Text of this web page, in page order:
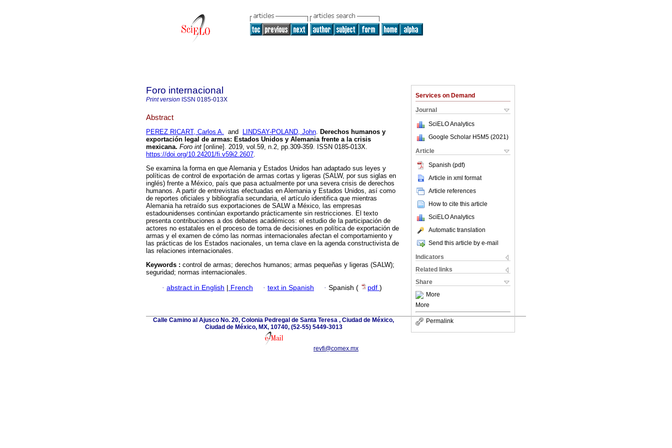
Services on Demand
Journal
SciELO Analytics
Google Scholar H5M5 (2021 )
Article
Spanish (pdf)
Article in xml format
Article references
How to cite this article
SciELO Analytics
Automatic translation
Send this article by e-mail
Indicators
Related links
Share
More
More
Permalink
Foro internacional
Print version ISSN 0185-013X
Abstract
PEREZ RICART, Carlos A. and LINDSAY-POLAND, John. Derechos humanos y
exportación legal de armas: Estados Unidos y Alemania frente a la crisis
mexicana. Foro int [online]. 2019, vol.59, n.2, pp.309-359. ISSN 0185-013X.
https://doi.org/10.24201/fi.v59i2.2607.
Se examina la forma en que Alemania y Estados Unidos han adaptado sus leyes y
políticas de control de exportación de armas cortas y ligeras (SALW, por sus siglas en
inglés) frente a México, país que pasa actualmente por una severa crisis de derechos
humanos. A partir de entrevistas efectuadas en Alemania y Estados Unidos, así como
de reportes oficiales y bibliografía secundaria, el artículo identifica que mientras
Alemania ha retraído sus exportaciones de SALW a México, las empresas
estadounidenses continúan exportando prácticamente sin restricciones. El texto
presenta contribuciones a dos debates académicos: el estudio de la participación de
actores no estatales en el proceso de toma de decisiones en política de exportación de
armas y el examen de cómo las normas internacionales afectan el comportamiento y
las prácticas de los Estados nacionales, un tema clave en la agenda constructivista de
las relaciones internacionales.
Keywords : control de armas; derechos humanos; armas pequeñas y ligeras (SALW);
seguridad; normas internacionales.
· abstract in English | French · text in Spanish · Spanish ( pdf )
Calle Camino al Ajusco No. 20, Colonia Pedregal de Santa Teresa , Ciudad de México,
Ciudad de México, MX, 10740, (52-55) 5449-3013
revfi@comex.mx